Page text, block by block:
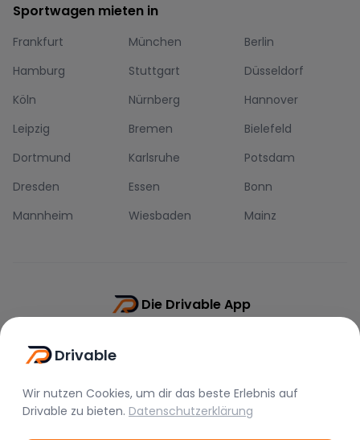
Sportwagen mieten in
Frankfurt München
Berlin
Hamburg
Stuttgart
Düsseldorf
Köln
Nürnberg
Hannover
Leipzig
Bremen
Bielefeld
Dortmund
Karlsruhe
Potsdam
Dresden
Essen
Bonn
Mannheim
Wiesbaden Mainz
Die Drivable App
Drivable
Wir nutzen Cookies, um dir das beste Erlebnis auf
Drivable zu bieten. Datenschutzerklärung